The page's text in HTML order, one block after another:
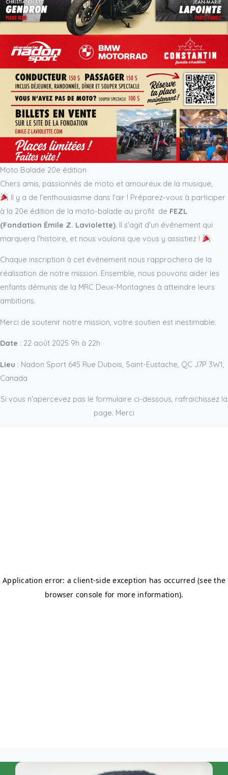
Moto Balade 20e édition
Chers amis, passionnés de moto et amoureux de la musique,
Il y a de l'enthousiasme dans l'air ! Préparez-vous à participer
à la 20e édition de la moto-balade au profit de FEZL
(Fondation Émile Z. Laviolette). Il s'agit d'un événement qui
marquera l'histoire, et nous voulons que vous y assistiez !
Chaque inscription à cet événement nous rapprochera de la
réalisation de notre mission. Ensemble, nous pouvons aider les
enfants démunis de la MRC Deux-Montagnes à atteindre leurs
ambitions.
Merci de soutenir notre mission, votre soutien est inestimable.
Date : 22 août 2025 9h à 22h
Lieu : Nadon Sport 645 Rue Dubois, Saint-Eustache, QC J7P 3W1,
Canada
Si vous n'apercevez pas le formulaire ci-dessous, rafraichissez la
page. Merci